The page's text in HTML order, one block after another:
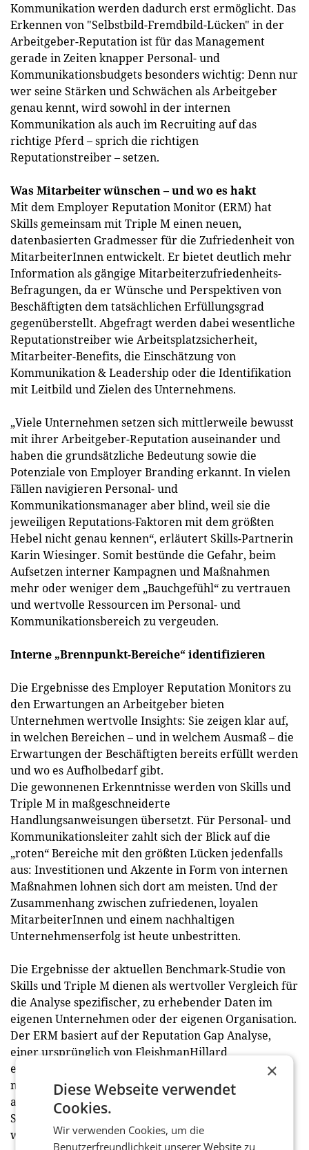
Kommunikation werden dadurch erst ermöglicht. Das
Erkennen von "Selbstbild-Fremdbild-Lücken" in der
Arbeitgeber-Reputation ist für das Management
gerade in Zeiten knapper Personal- und
Kommunikationsbudgets besonders wichtig: Denn nur
wer seine Stärken und Schwächen als Arbeitgeber
genau kennt, wird sowohl in der internen
Kommunikation als auch im Recruiting auf das
richtige Pferd – sprich die richtigen
Reputationstreiber – setzen.
Was Mitarbeiter wünschen – und wo es hakt
Mit dem Employer Reputation Monitor (ERM) hat
Skills gemeinsam mit Triple M einen neuen,
datenbasierten Gradmesser für die Zufriedenheit von
MitarbeiterInnen entwickelt. Er bietet deutlich mehr
Information als gängige Mitarbeiterzufriedenheits-
Befragungen, da er Wünsche und Perspektiven von
Beschäftigten dem tatsächlichen Erfüllungsgrad
gegenüberstellt. Abgefragt werden dabei wesentliche
Reputationstreiber wie Arbeitsplatzsicherheit,
Mitarbeiter-Benefits, die Einschätzung von
Kommunikation & Leadership oder die Identifikation
mit Leitbild und Zielen des Unternehmens.
„Viele Unternehmen setzen sich mittlerweile bewusst
mit ihrer Arbeitgeber-Reputation auseinander und
haben die grundsätzliche Bedeutung sowie die
Potenziale von Employer Branding erkannt. In vielen
Fällen navigieren Personal- und
Kommunikationsmanager aber blind, weil sie die
jeweiligen Reputations-Faktoren mit dem größten
Hebel nicht genau kennen“, erläutert Skills-Partnerin
Karin Wiesinger. Somit bestünde die Gefahr, beim
Aufsetzen interner Kampagnen und Maßnahmen
mehr oder weniger dem „Bauchgefühl“ zu vertrauen
und wertvolle Ressourcen im Personal- und
Kommunikationsbereich zu vergeuden.
Interne „Brennpunkt-Bereiche“ identifizieren
Die Ergebnisse des Employer Reputation Monitors zu
den Erwartungen an Arbeitgeber bieten
Unternehmen wertvolle Insights: Sie zeigen klar auf,
in welchen Bereichen – und in welchem Ausmaß – die
Erwartungen der Beschäftigten bereits erfüllt werden
und wo es Aufholbedarf gibt.
Die gewonnenen Erkenntnisse werden von Skills und
Triple M in maßgeschneiderte
Handlungsanweisungen übersetzt. Für Personal- und
Kommunikationsleiter zahlt sich der Blick auf die
„roten“ Bereiche mit den größten Lücken jedenfalls
aus: Investitionen und Akzente in Form von internen
Maßnahmen lohnen sich dort am meisten. Und der
Zusammenhang zwischen zufriedenen, loyalen
MitarbeiterInnen und einem nachhaltigen
Unternehmenserfolg ist heute unbestritten.
Die Ergebnisse der aktuellen Benchmark-Studie von
Skills und Triple M dienen als wertvoller Vergleich für
die Analyse spezifischer, zu erhebender Daten im
eigenen Unternehmen oder der eigenen Organisation.
Der ERM basiert auf der Reputation Gap Analyse,
einer ursprünglich von FleishmanHillard
entwickelten Methode, die 2014 von Skills und
meinungsraum.at für den österreichischen Markt
adaptiert und seither von zahlreichen Kunden zur
Steuerung ihrer Unternehmensreputation genutzt
wurde.
×
Diese Webseite verwendet
Cookies.
Wir verwenden Cookies, um die
Benutzerfreundlichkeit unserer Website zu